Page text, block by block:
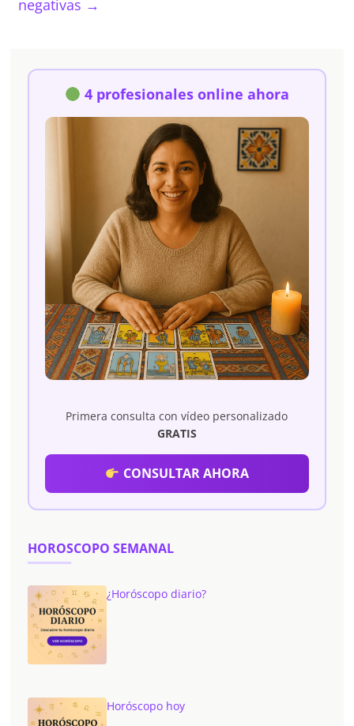
negativas →
4 profesionales online ahora
Primera consulta con vídeo personalizado
GRATIS
CONSULTAR AHORA
HOROSCOPO SEMANAL
¿Horóscopo diario?
Horóscopo hoy